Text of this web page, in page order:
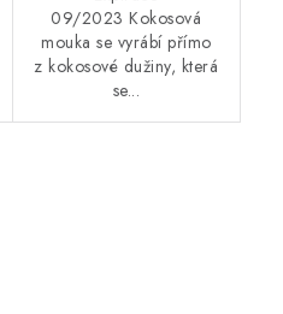
09/2023 Kokosová
mouka se vyrábí přímo
z kokosové dužiny, která
se...